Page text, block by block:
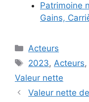
Patrimoine
Gains,
Categories
Acteurs
Tags
2023,Acteurs,
Valeur nette
Valeur nette